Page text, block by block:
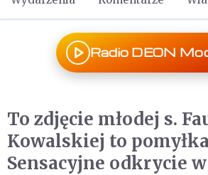
Radio DEON
To zdjęcie młodej s.
Kowalskiej to
Sensacyjne odkrycie